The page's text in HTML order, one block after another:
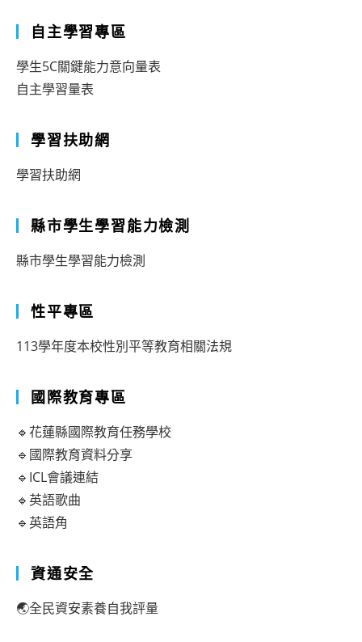
自主學習專區
學生5C關鍵能力意向量表
自主學習量表
學習扶助網
學習扶助網
縣市學生學習能力檢測
縣市學生學習能力檢測
性平專區
113學年度本校性別平等教育相關法規
國際教育專區
🔹花蓮縣國際教育任務學校
🔹國際教育資料分享
🔹ICL會議連結
🔹英語歌曲
🔹英語角
資通安全
🌏全民資安素養自我評量